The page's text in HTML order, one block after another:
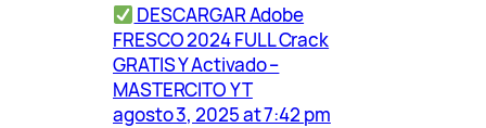
DESCARGAR Adobe
FRESCO 2024 FULL Crack
GRATIS Y Activado –
MASTERCITO YT
agosto 3, 2025 at 7:42 pm